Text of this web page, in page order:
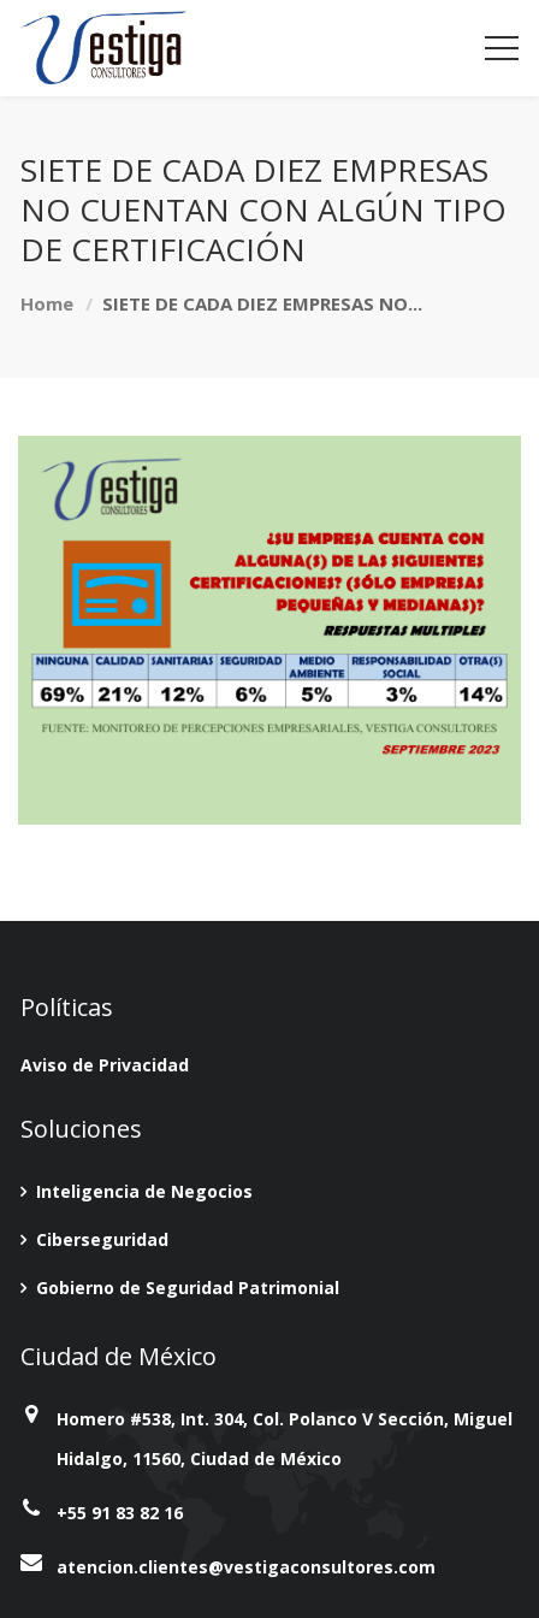
SIETE DE CADA DIEZ EMPRESAS
NO CUENTAN CON ALGÚN TIPO
DE CERTIFICACIÓN
Home SIETE DE CADA DIEZ EMPRESAS NO...
Políticas
Aviso de Privacidad
Soluciones
Inteligencia de Negocios
Ciberseguridad
Gobierno de Seguridad Patrimonial
Ciudad de México
Homero #538, Int. 304, Col. Polanco V Sección, Miguel
Hidalgo, 11560, Ciudad de México
+55 91 83 82 16
atencion.clientes@vestigaconsultores.com